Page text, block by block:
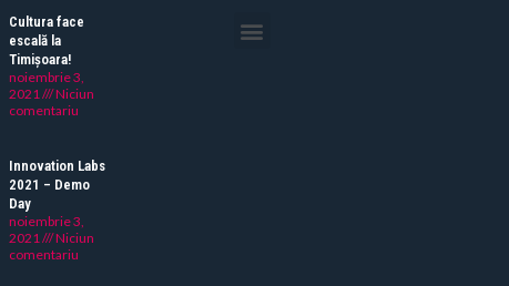
Cultura face
escală la
Timișoara!
noiembrie 3,
2021
Niciun
comentariu
Innovation Labs
2021 – Demo
Day
noiembrie 3,
2021
Niciun
comentariu